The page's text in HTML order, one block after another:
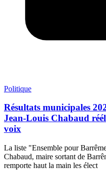
Politique
Résultats municipales
Jean-Louis Chabaud
voix
La liste "Ensemble pour
Chabaud, maire sortant de
remporte haut la main les élect